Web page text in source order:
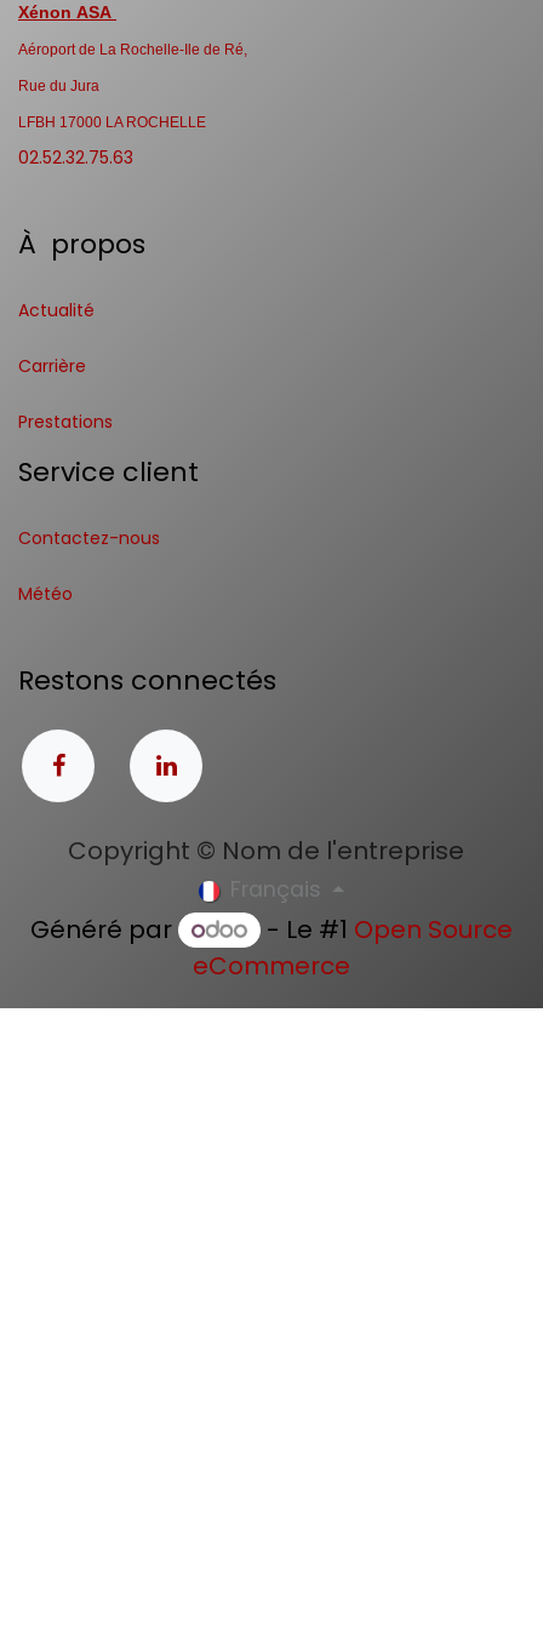
Xénon ASA
Aéroport de La Rochelle-Ile de Ré,
Rue du Jura
LFBH 17000 LA ROCHELLE
02.52.32.75.63
À propos
Actualité
Carrière
Prestations
Service client
Contactez-nous
Météo
Restons connectés
Copyright © Nom de l'entreprise
Français
Généré par - Le #1 Open Source
eCommerce